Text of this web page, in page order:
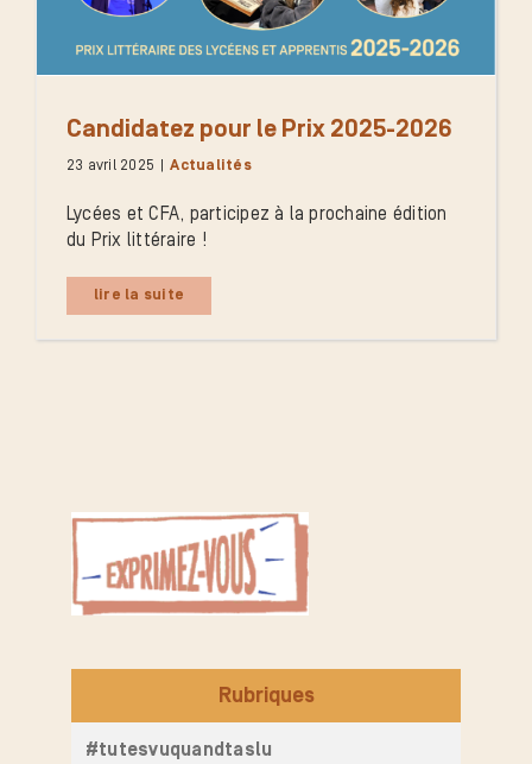
Candidatez pour le Prix 2025-2026
23 avril 2025 Actualités
Lycées et CFA, participez à la prochaine édition
du Prix littéraire !
lire la suite
Rubriques
#tutesvuquandtaslu